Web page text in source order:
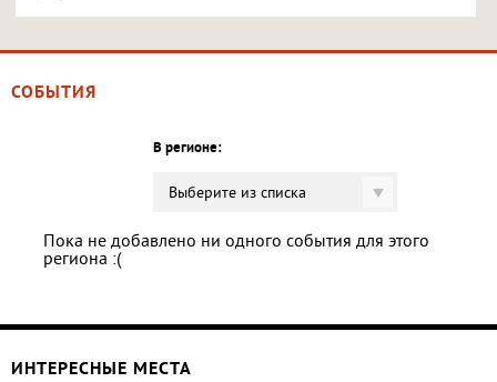
СОБЫТИЯ
В регионе:
Выберите из списка
Пока не добавлено ни одного события для этого
региона :(
ИНТЕРЕСНЫЕ МЕСТА